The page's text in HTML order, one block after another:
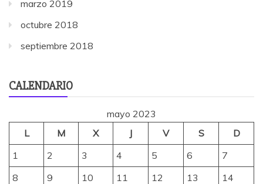
marzo 2019
octubre 2018
septiembre 2018
CALENDARIO
mayo 2023
L
M X J V S
D
1
2 3 4 5 6
7
8
9 10 11 12 13
14